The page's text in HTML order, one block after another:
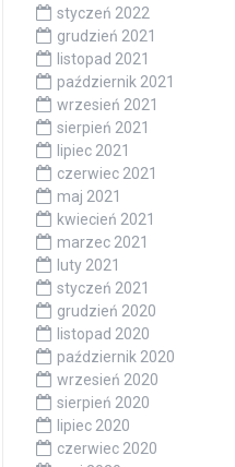
styczeń 2022
grudzień 2021
listopad 2021
październik 2021
wrzesień 2021
sierpień 2021
lipiec 2021
czerwiec 2021
maj 2021
kwiecień 2021
marzec 2021
luty 2021
styczeń 2021
grudzień 2020
listopad 2020
październik 2020
wrzesień 2020
sierpień 2020
lipiec 2020
czerwiec 2020